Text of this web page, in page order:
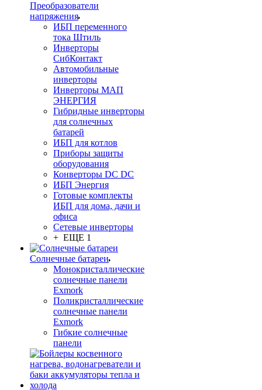
Преобразователи
напряжения
ИБП переменного
тока Штиль
Инверторы
СибКонтакт
Автомобильные
инверторы
Инверторы МАП
ЭНЕРГИЯ
Гибридные инверторы
для солнечных
батарей
ИБП для котлов
Приборы защиты
оборудования
Конверторы DC DC
ИБП Энергия
Готовые комплекты
ИБП для дома, дачи и
офиса
Сетевые инверторы
+ ЕЩЕ 1
Солнечные батареи
Монокристаллические
солнечные панели
Exmork
Поликристаллические
солнечные панели
Exmork
Гибкие солнечные
панели